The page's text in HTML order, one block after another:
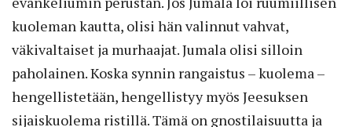
kuoleman kautta, olisi hän valinnut vahvat,
väkivaltaiset ja murhaajat. Jumala olisi silloin
paholainen. Koska synnin rangaistus – kuolema –
hengellistetään, hengellistyy myös Jeesuksen
sijaiskuolema ristillä. Tämä on gnostilaisuutta ja